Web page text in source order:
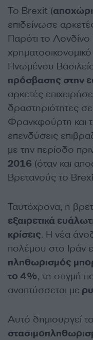
Το Brexit (
επιδείνωσε
Παρότι το
Ηνωμένου
πρόσβασης στην
αρκετές
δραστηριότητες
Φρανκφούρτη και
επενδύσεις
με την περίοδο
2016 (όταν και
Βρετανούς το
Ταυτόχρονα, η
εξαιρετικά
κρίσεις. Η νέα
πολέμου στο Ιράν
πληθωρισμός
το 4%, τη στιγμή
αναπτύσσεται με
Αυτό δημιουργεί